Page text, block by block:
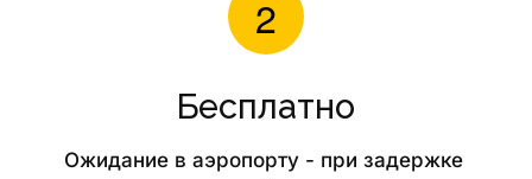
Бесплатно
Ожидание в аэропорту - при задержке